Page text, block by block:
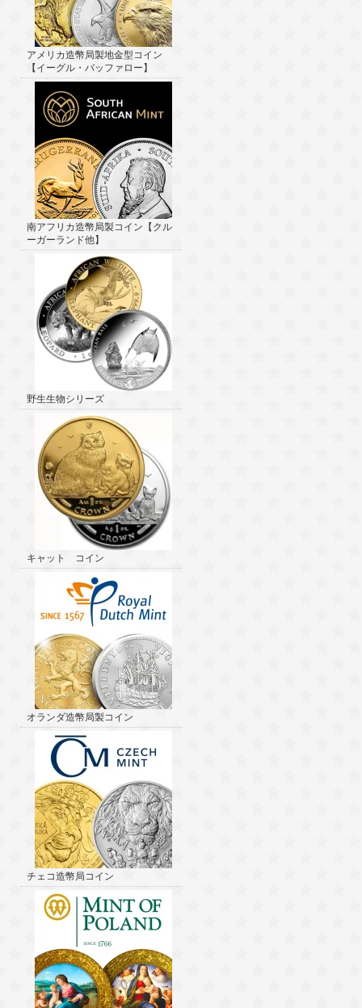
アメリカ造幣局製地金型コイン
【イーグル・バッファロー】
南アフリカ造幣局製コイン【クル
ーガーランド他】
野生生物シリーズ
キャット コイン
オランダ造幣局製コイン
チェコ造幣局コイン